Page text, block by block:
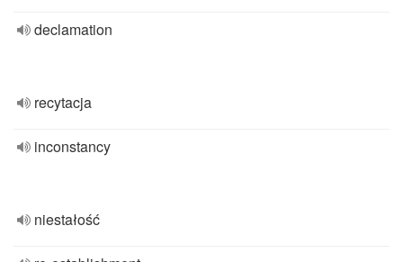
declamation
recytacja
inconstancy
niestałość